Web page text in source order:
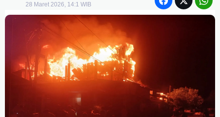
28 Maret 2026, 14:1 WIB